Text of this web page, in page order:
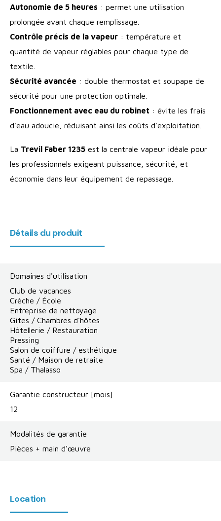
Autonomie de 5 heures : permet une utilisation
prolongée avant chaque remplissage.
Contrôle précis de la vapeur: température et
quantité de vapeur réglables pour chaque type de
textile.
Sécurité avancée : double thermostat et soupape de
sécurité pour une protection optimale.
Fonctionnement avec eau du robinet : évite les frais
d'eau adoucie, réduisant ainsi les coûts d'exploitation.
La Trevil Faber 1235est la centrale vapeur idéale pour
les professionnels exigeant puissance, sécurité, et
économie dans leur équipement de repassage.
Détails du produit
Domaines d'utilisation
Club de vacances
Crèche / École
Entreprise de nettoyage
Gîtes / Chambres d'hôtes
Hôtellerie / Restauration
Pressing
Salon de coiffure / esthétique
Santé / Maison de retraite
Spa / Thalasso
Garantie constructeur [mois]
12
Modalités de garantie
Pièces + main d'œuvre
Location